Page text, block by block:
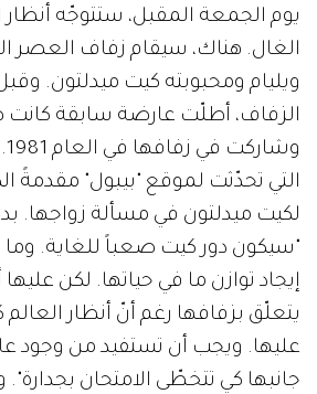
يوم الجمعة المقبل، ستتوجّه أنظار
الغال. هناك، سيقام زفاف العصر
ويليام ومحبوبته كيت ميدلتون.
الزفاف، أطلّت عارضة سابقة كانت
التي تحدّثت لموقع "بيبول" مقدمةً
لكيت ميدلتون في مسألة زواجها.
"سيكون دور كيت صعباً للغاية.
إيجاد توازن ما في حياتها. لكن عليها
يتعلّق بزفافها رغم أنّ أنظار
عليها. ويجب أن تستفيد من وجود
جانبها كي تتخطّى الامتحان بجدارة".